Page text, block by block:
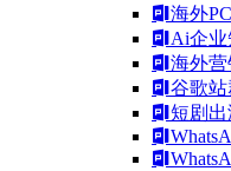
海外
Ai企业
海外
谷歌站
短剧